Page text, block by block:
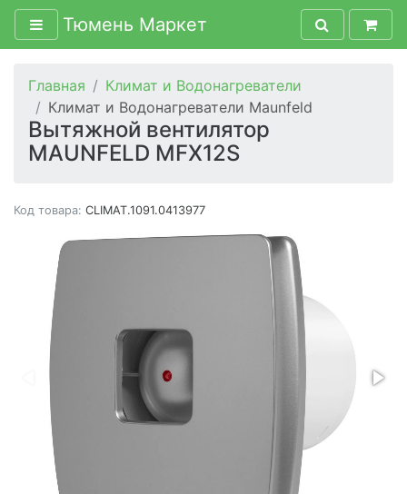
Тюмень Маркет
Главная
Климат и Водонагреватели
Климат и Водонагреватели Maunfeld
Вытяжной вентилятор
MAUNFELD MFX12S
Код товара: CLIMAT.1091.0413977